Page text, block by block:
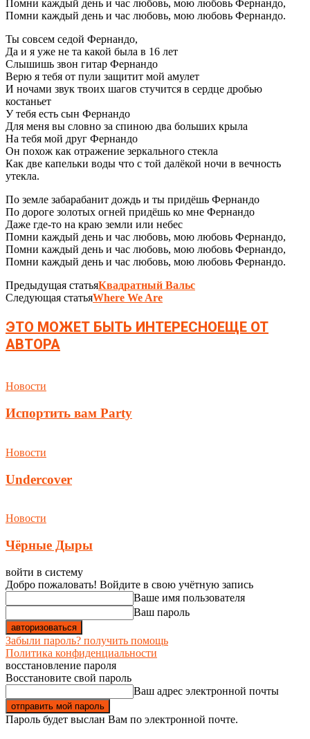
Помни каждый день и час любовь, мою любовь Фернандо,
Помни каждый день и час любовь, мою любовь Фернандо.
Ты совсем седой Фернандо,
Да и я уже не та какой была в 16 лет
Слышишь звон гитар Фернандо
Верю я тебя от пули защитит мой амулет
И ночами звук твоих шагов стучится в сердце дробью
костаньет
У тебя есть сын Фернандо
Для меня вы словно за спиною два больших крыла
На тебя мой друг Фернандо
Он похож как отражение зеркального стекла
Как две капельки воды что с той далёкой ночи в вечность
утекла.
По земле забарабанит дождь и ты придёшь Фернандо
По дороге золотых огней придёшь ко мне Фернандо
Даже где-то на краю земли или небес
Помни каждый день и час любовь, мою любовь Фернандо,
Помни каждый день и час любовь, мою любовь Фернандо,
Помни каждый день и час любовь, мою любовь Фернандо.
Предыдущая статьяКвадратный Вальс
Следующая статьяWhere We Are
ЭТО МОЖЕТ БЫТЬ ИНТЕРЕСНОЕЩЕ ОТ
АВТОРА
Новости
Испортить вам Party
Новости
Undercover
Новости
Чёрные Дыры
войти в систему
Добро пожаловать! Войдите в свою учётную запись
Ваше имя пользователя
Ваш пароль
Забыли пароль? получить помощь
Политика конфиденциальности
восстановление пароля
Восстановите свой пароль
Ваш адрес электронной почты
Пароль будет выслан Вам по электронной почте.